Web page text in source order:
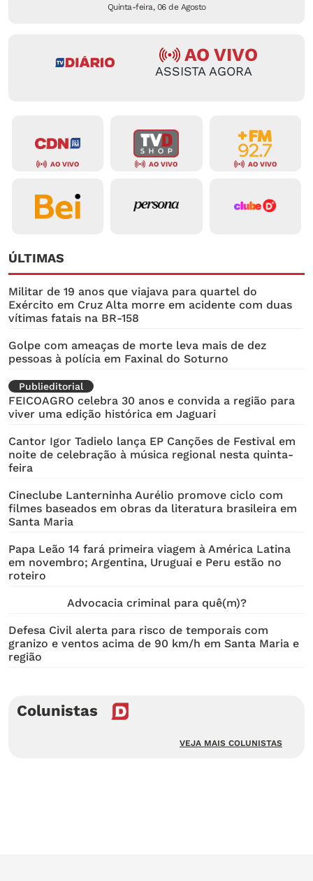
Quinta-feira, 06 de Agosto
AO VIVO
ASSISTA AGORA
AO VIVO AO VIVO AO VIVO
ÚLTIMAS
Militar de 19 anos que viajava para quartel do
Exército em Cruz Alta morre em acidente com duas
vítimas fatais na BR-158
Golpe com ameaças de morte leva mais de dez
pessoas à polícia em Faxinal do Soturno
Publieditorial
FEICOAGRO celebra 30 anos e convida a região para
viver uma edição histórica em Jaguari
Cantor Igor Tadielo lança EP Canções de Festival em
noite de celebração à música regional nesta quinta-
feira
Cineclube Lanterninha Aurélio promove ciclo com
filmes baseados em obras da literatura brasileira em
Santa Maria
Papa Leão 14 fará primeira viagem à América Latina
em novembro; Argentina, Uruguai e Peru estão no
roteiro
Advocacia criminal para quê(m)?
Defesa Civil alerta para risco de temporais com
granizo e ventos acima de 90 km/h em Santa Maria e
região
Colunistas
VEJA MAIS COLUNISTAS